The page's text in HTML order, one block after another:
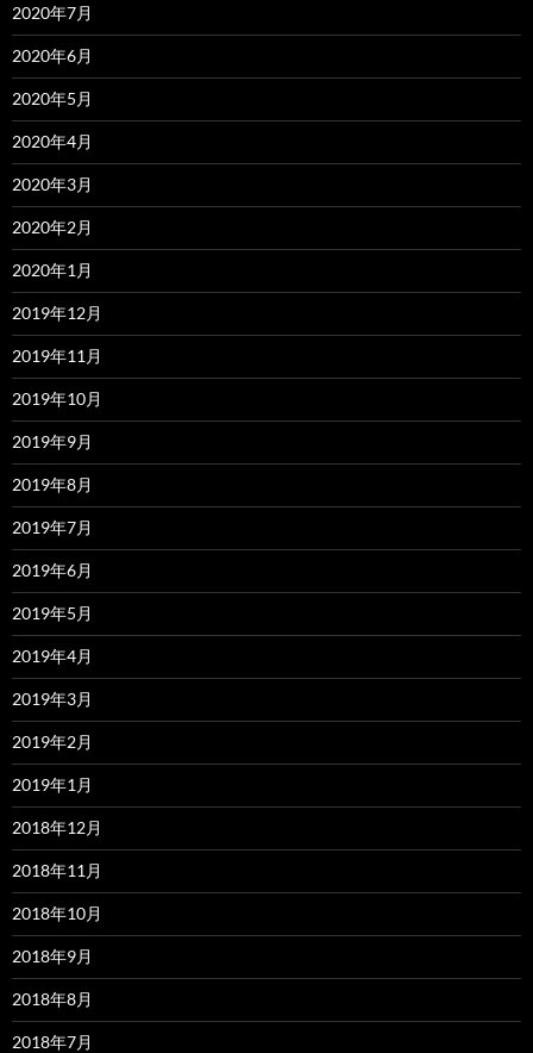
2020年7月
2020年6月
2020年5月
2020年4月
2020年3月
2020年2月
2020年1月
2019年12月
2019年11月
2019年10月
2019年9月
2019年8月
2019年7月
2019年6月
2019年5月
2019年4月
2019年3月
2019年2月
2019年1月
2018年12月
2018年11月
2018年10月
2018年9月
2018年8月
2018年7月